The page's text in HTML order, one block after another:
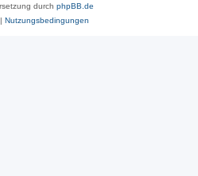
durch phpBB.de
Nutzungsbedingungen